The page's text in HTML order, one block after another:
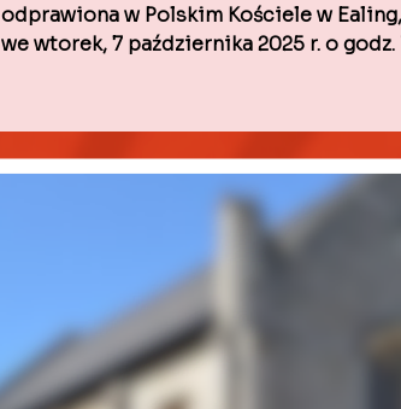
odprawiona w Polskim Kościele w
we wtorek, 7 października 2025 r. o godz.